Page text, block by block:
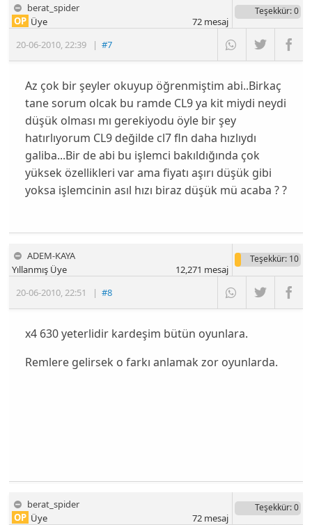
berat_spider
20-06-2010,22:39 |#7
OP Üye
Teşekkür: 0
72mesaj
Az çok bir şeyler okuyup öğrenmiştim abi..Birkaç
tane sorum olcak bu ramde CL9 ya kit miydi neydi
düşük olması mı gerekiyodu öyle bir şey
hatırlıyorum CL9 değilde cl7 fln daha hızlıydı
galiba...Bir de abi bu işlemci bakıldığında çok
yüksek özellikleri var ama fiyatı aşırı düşük gibi
yoksa işlemcinin asıl hızı biraz düşük mü acaba ? ?
ADEM-KAYA
20-06-2010,22:51 |#8
Yıllanmış Üye
Teşekkür: 10
12,271 mesaj
x4 630 yeterlidir kardeşim bütün oyunlara.
Remlere gelirsek o farkı anlamak zor oyunlarda.
berat_spider
OP Üye
Teşekkür: 0
72mesaj